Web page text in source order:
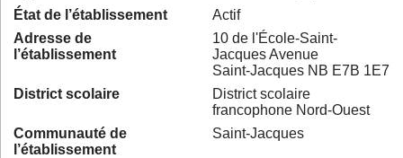
État de l’établissement
Actif
Adresse de
l’établissement
10 de l'École-Saint-
Jacques Avenue
Saint-Jacques NB E7B 1E7
District scolaire
District scolaire
francophone Nord-Ouest
Communauté de
l’établissement
Saint-Jacques